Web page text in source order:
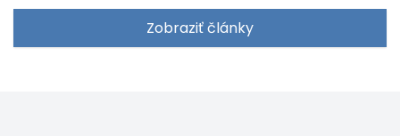
Zobraziť články